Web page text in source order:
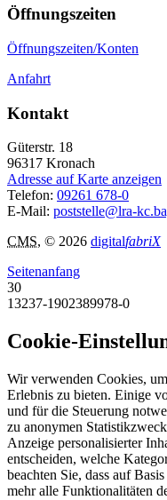
Öffnungszeiten
Öffnungszeiten/Konten
Anfahrt
Kontakt
Güterstr. 18
96317 Kronach
Adresse auf Karte anzeigen
Telefon: 09261 678-0
E-Mail: poststelle@lra-
CMS, © 2026 digitalfabriX
Seitenanfang
30
13237-1902389978-0
Cookie-
Wir verwenden Cookies,
Erlebnis zu bieten. Einige
und für die Steuerung
zu anonymen
Anzeige personalisierter
entscheiden, welche
beachten Sie, dass auf
mehr alle Funktionalitäten